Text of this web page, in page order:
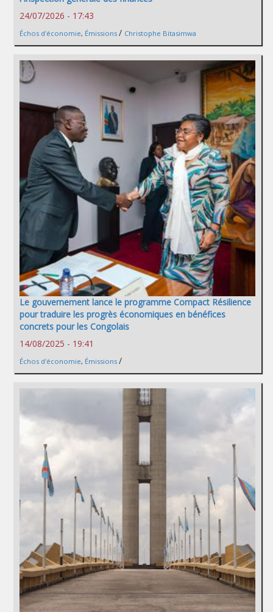
24/07/2026 - 17:43
Échos d'économie, Émissions / Christophe Bitasimwa
Le gouvernement lance le programme Compact Résilience
pour traduire les progrès économiques en bénéfices
concrets pour les Congolais
14/08/2025 - 19:41
Échos d'économie, Émissions /